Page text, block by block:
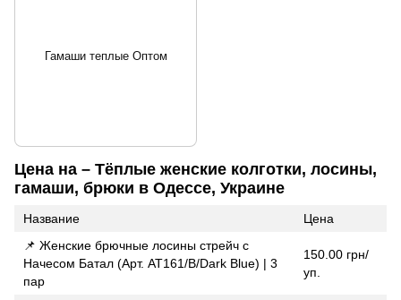
Цена на – Тёплые женские колготки, лосины,
гамаши, брюки в Одессе, Украине
Название
Цена
📌 Женские брючные лосины стрейч с
Начесом Батал (Арт. AT161/B/Dark Blue) | 3
пар
150.00 грн/
уп.
Гамаши теплые Оптом